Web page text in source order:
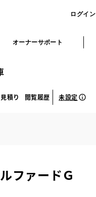
ログイン
オーナーサポート
積り 閲覧履歴 未設定
ファードＧ